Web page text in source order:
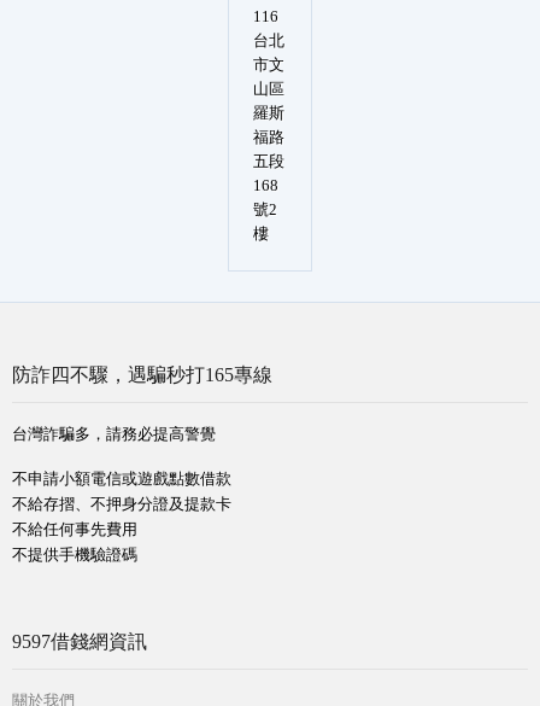
116
台北
市文
山區
羅斯
福路
五段
168
號2
樓
防詐四不驟，遇騙秒打165專線
台灣詐騙多，請務必提高警覺
不申請小額電信或遊戲點數借款
不給存摺、不押身分證及提款卡
不給任何事先費用
不提供手機驗證碼
9597借錢網資訊
關於我們